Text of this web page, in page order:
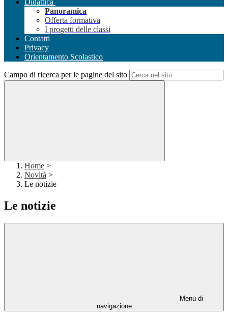
Didattica
Panoramica
Offerta formativa
I progetti delle classi
Contatti
Privacy
Orientamento Scolastico
Campo di ricerca per le pagine del sito
Home >
Novità >
Le notizie
Le notizie
Menu di
navigazione